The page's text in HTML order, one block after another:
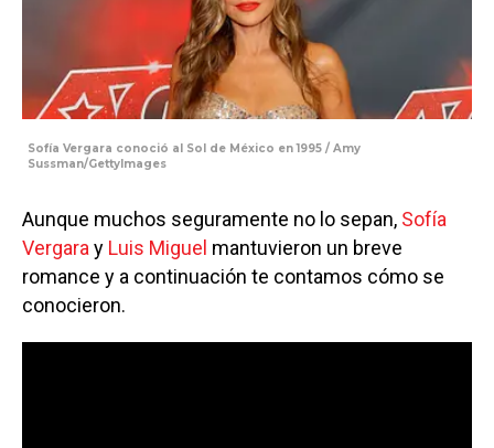
Sofía Vergara conoció al Sol de México en 1995 / Amy
Sussman/GettyImages
Aunque muchos seguramente no lo sepan, Sofía
Vergara y Luis Miguel mantuvieron un breve
romance y a continuación te contamos cómo se
conocieron.